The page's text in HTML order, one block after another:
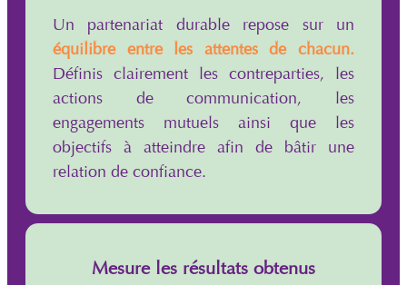
Un partenariat durable repose sur un
équilibre entre les attentes de chacun.
Définis clairement les contreparties, les
actions de communication, les
engagements mutuels ainsi que les
objectifs à atteindre afin de bâtir une
relation de confiance.
Mesure les résultats obtenus